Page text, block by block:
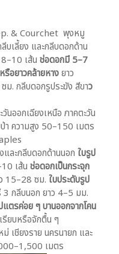
& Courchet พุงหมู
บเลี้ยง และกลีบดอกด้าน
เส้น ช่อดอกมี 5–7
รือยาวคล้ายหางยาว
ม. กลีบดอกรูประฆัง สีขาว
นออกเฉียงเหนือ ภาคตะวัน
า ความสูง 50–150 เมตร
และกลีบดอกด้านนอก ใบรูป
เส้น ช่อดอกเป็นกระจุก
15–28 ซม. ใบประดับรูป
3 กลีบนอก ยาว 4–5 มม.
ตรค่อย ๆ บานออกจากโคน
รียบหรือจักตื้น ๆ
เชียงราย นครนายก และ
เมตร